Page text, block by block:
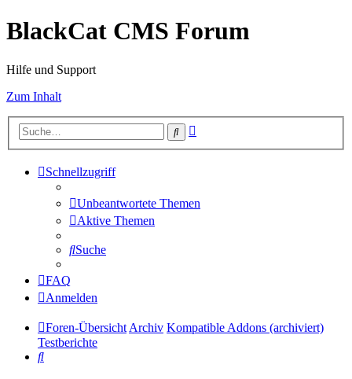
BlackCat CMS Forum
Hilfe und Support
Zum Inhalt
Suche
Schnellzugriff
Unbeantwortete Themen
Aktive Themen
Suche
FAQ
Anmelden
Foren-ÜbersichtArchiv Kompatible Addons (archiviert)
Testberichte
Suche